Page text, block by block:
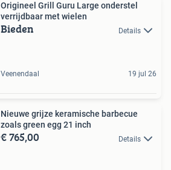
Origineel Grill Guru Large onderstel
verrijdbaar met wielen
Bieden Details
Veenendaal 19 jul 26
Nieuwe grijze keramische barbecue
zoals green egg 21 inch
€ 765,00 Details